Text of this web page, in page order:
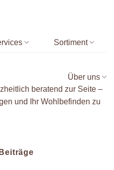
Sortiment
Über uns
beratend zur Seite –
und Ihr Wohlbefinden zu